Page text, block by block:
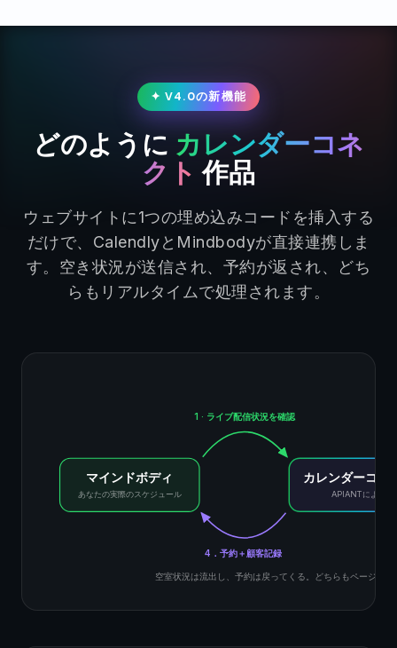
✦ V4.0の新機能
どのように カレンダーコネ
クト 作品
ウェブサイトに1つの埋め込みコードを挿入する
だけで、CalendlyとMindbodyが直接連携しま
す。空き状況が送信され、予約が返され、どち
らもリアルタイムで処理されます。
マインドボディ
あなたの実際のスケジュール
カレンダーコネ
APIANTによる
1 · ライブ配信状況を確認
4．予約＋顧客記録
空室状況は流出し、予約は戻ってくる。どちらもページへ